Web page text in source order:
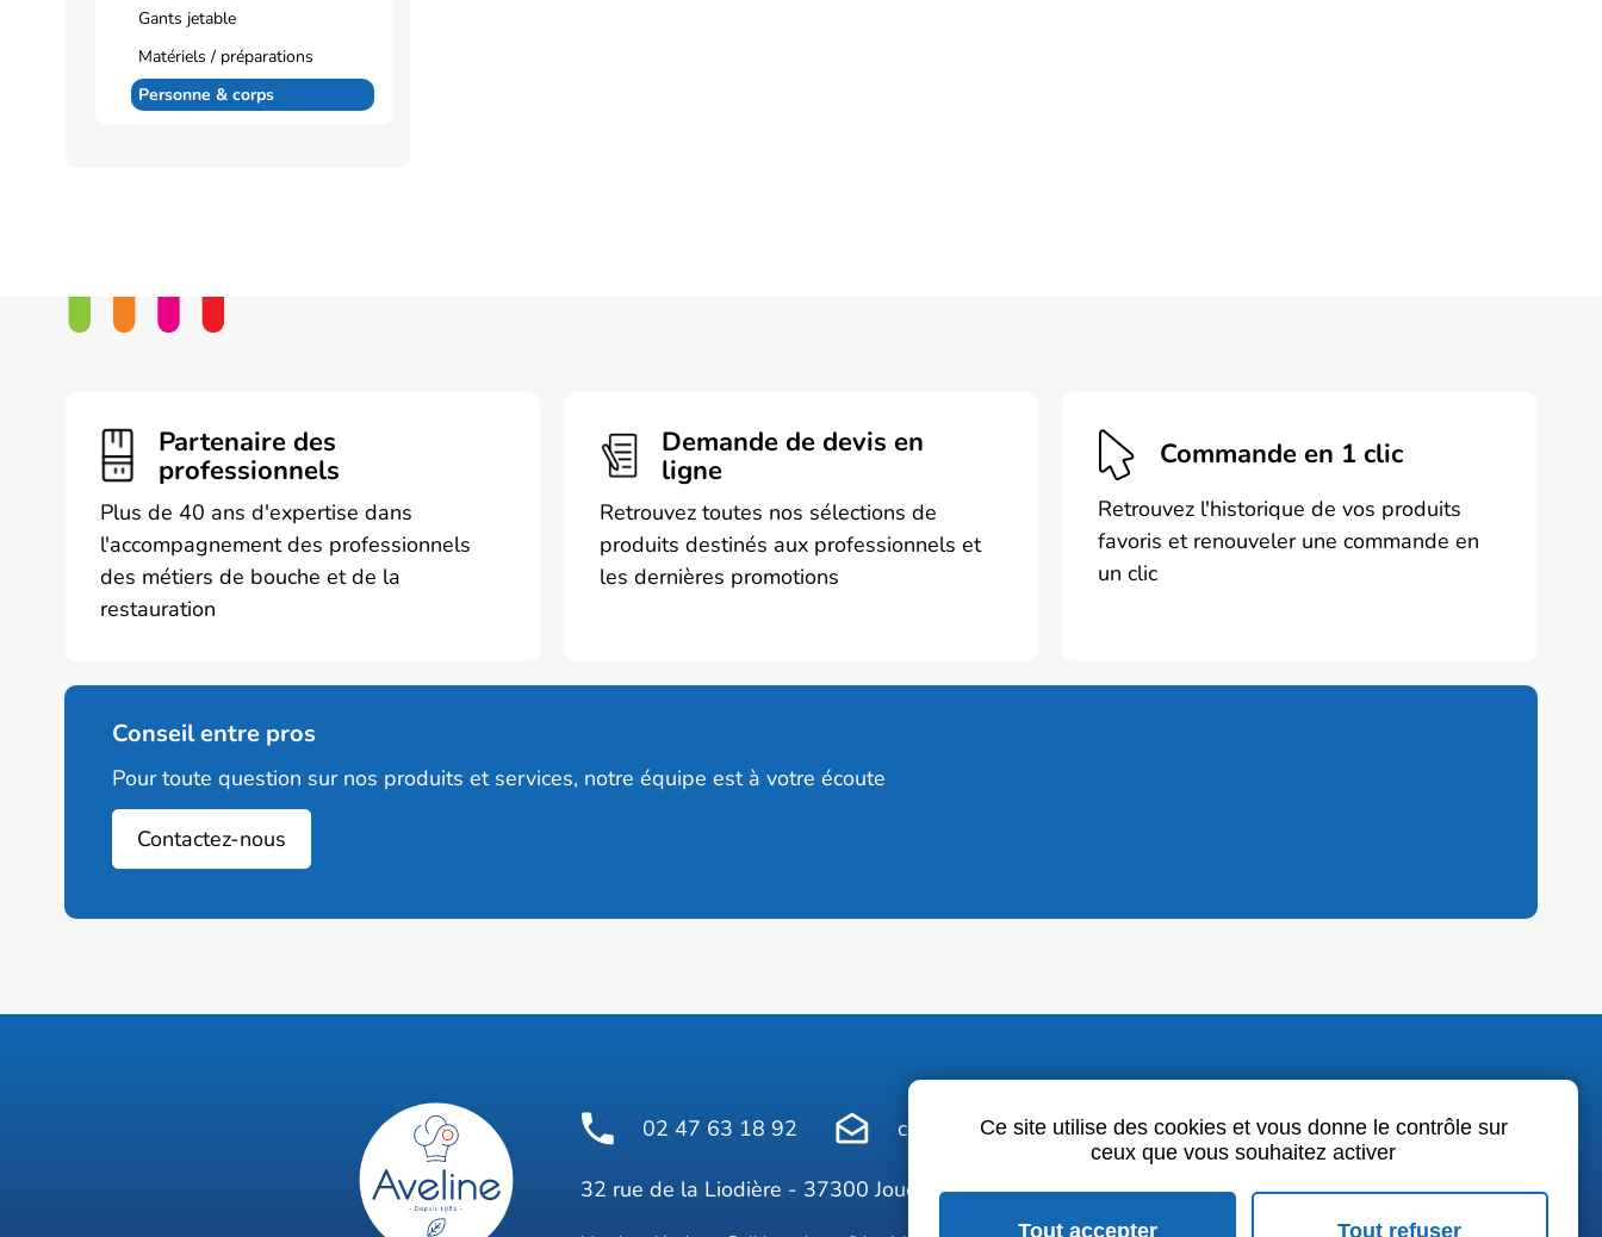
Gants jetable
Matériels / préparations
Personne & corps
Partenaire des
professionnels
Plus de 40 ans d'expertise dans
l'accompagnement des professionnels
des métiers de bouche et de la
restauration
Demande de devis en
ligne
Retrouvez toutes nos sélections de
produits destinés aux professionnels et
les dernières promotions
Commande en 1 clic
Retrouvez l'historique de vos produits
favoris et renouveler une commande en
un clic
Conseil entre pros
Pour toute question sur nos produits et services, notre équipe est à votre écoute
Contactez-nous
02 47 63 18 92 contact@avelinepro.fr
32 rue de la Liodière - 37300 Joué-lès-ToursFacebook
LinkedInYoutube
Ce site utilise des cookies et vous donne le contrôle sur
ceux que vous souhaitez activer
Tout accepter Tout refuser